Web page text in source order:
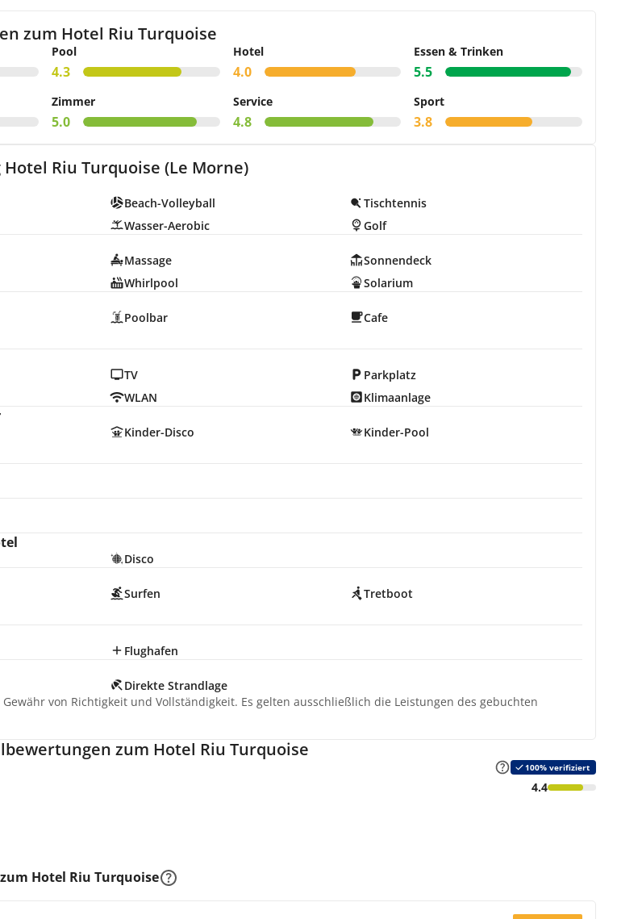
zum Hotel Riu Turquoise
Pool
4.3
Hotel
4.0
Essen & Trinken
5.5
Zimmer
5.0
Service
4.8
Sport
3.8
Riu Turquoise (Le Morne)
Beach-Volleyball
Tischtennis
Wasser-Aerobic Golf
Massage
Sonnendeck
Whirlpool Solarium
Poolbar
Cafe
TV
Parkplatz
WLAN Klimaanlage
Kinder-Disco
Kinder-Pool
Disco
Surfen
Tretboot
Flughafen
Direkte Strandlage
von Richtigkeit und Vollständigkeit. Es gelten ausschließlich die Leistungen des gebuchten
zum Hotel Riu Turquoise
100% verifiziert
4.4
Hotel Riu Turquoise